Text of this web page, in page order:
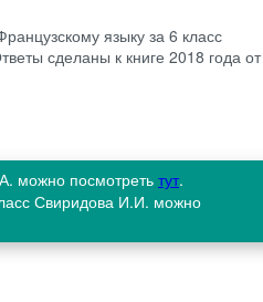
языку за 6 класс
сделаны к книге 2018 года от
можно посмотреть тут.
Свиридова И.И. можно